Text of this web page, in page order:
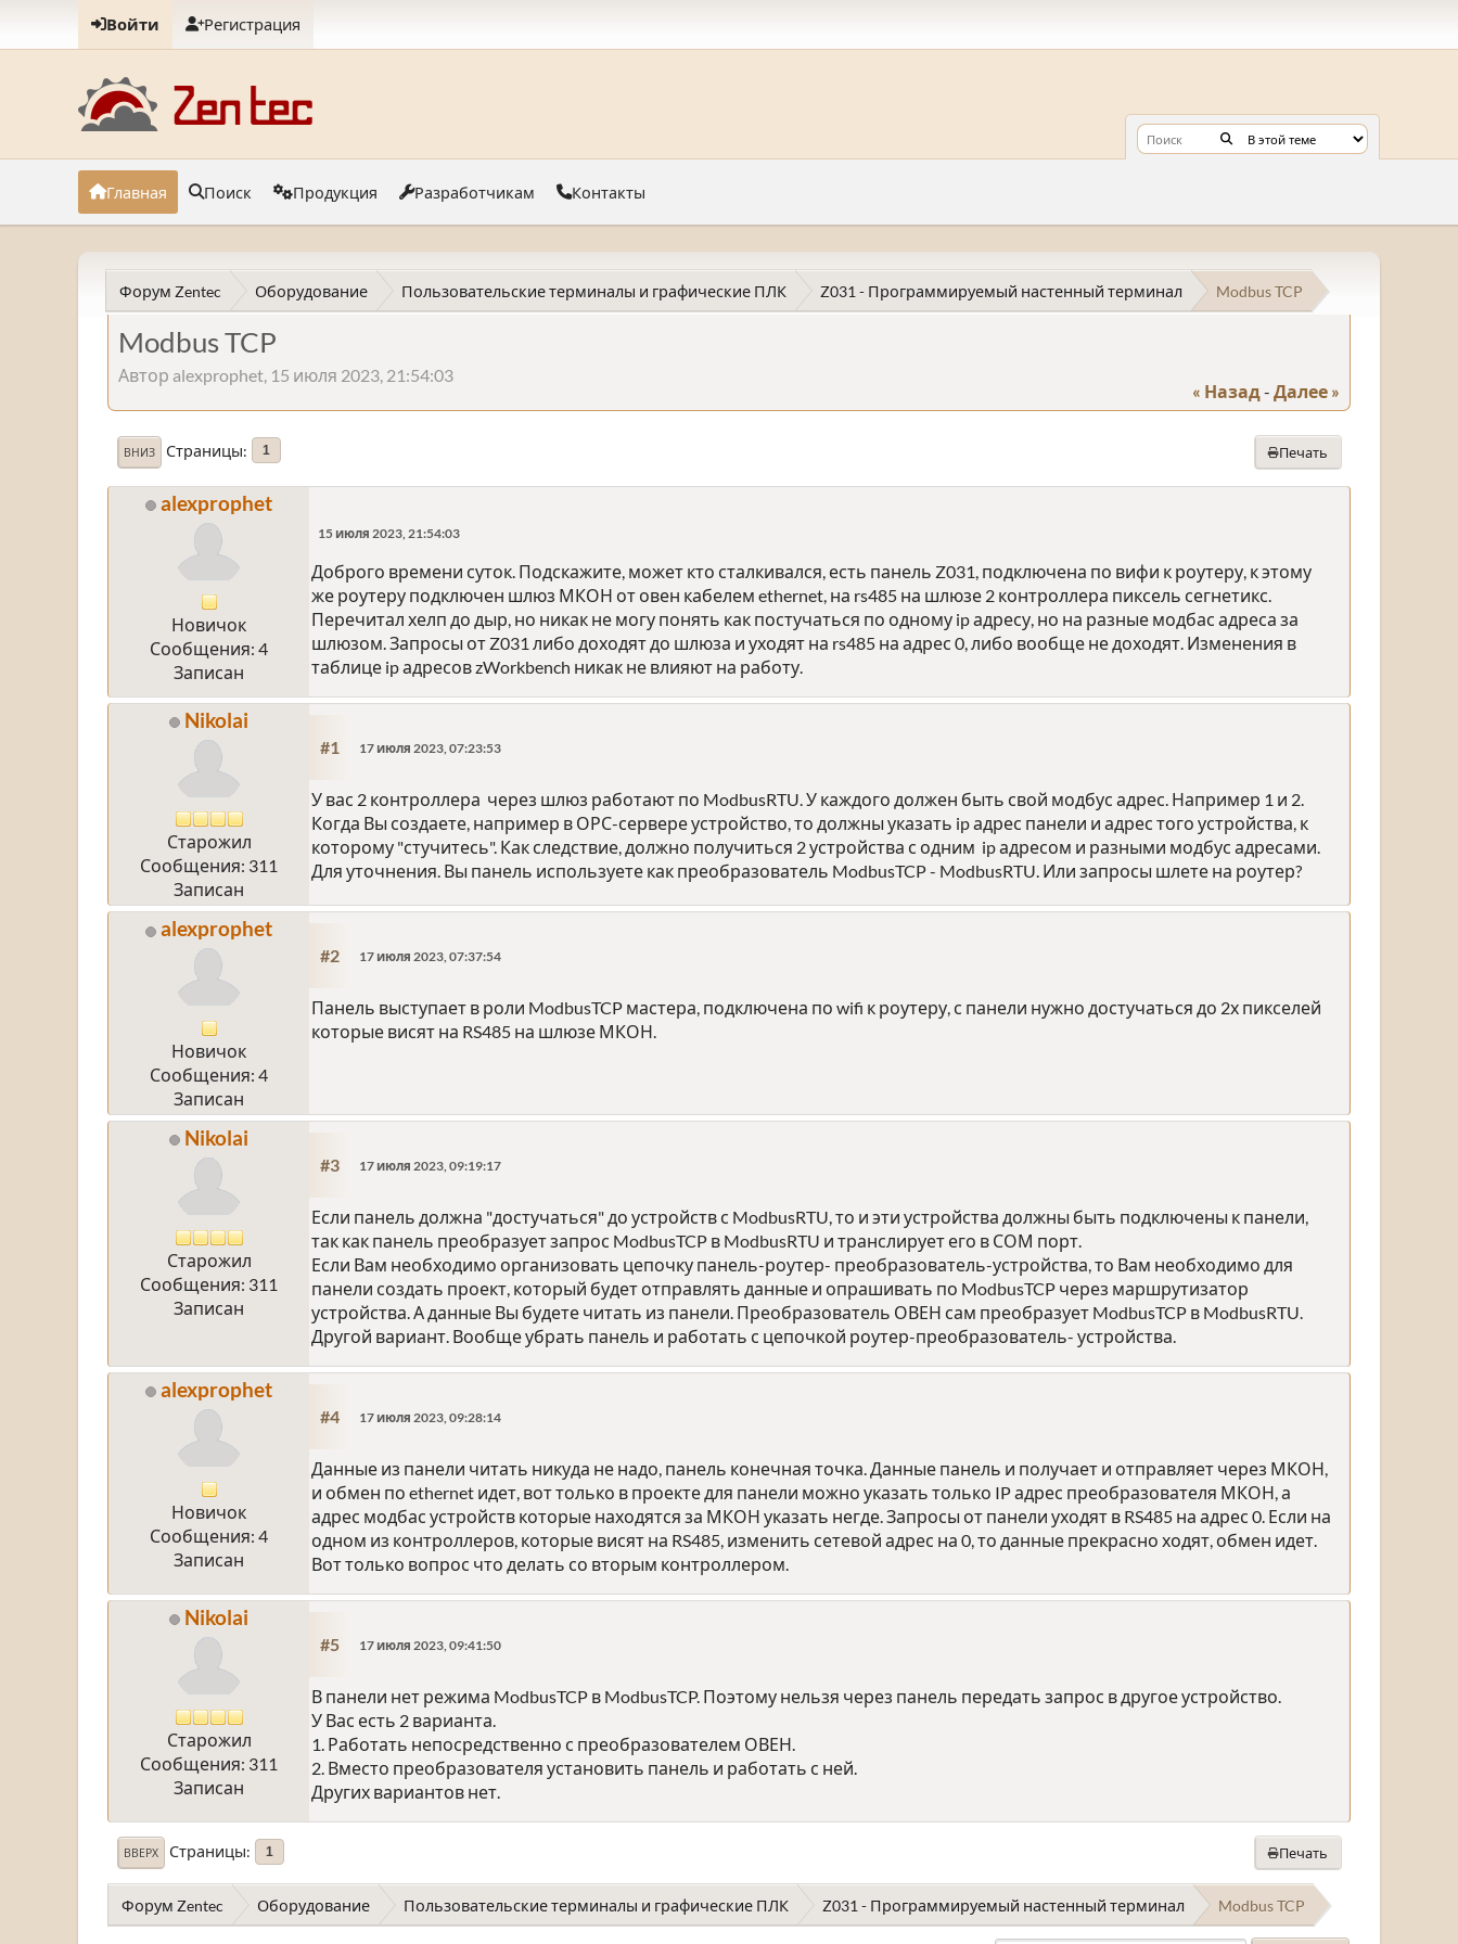
Войти Регистрация
Главная Поиск Продукция Разработчикам Контакты
Форум Zentec Оборудование Пользовательские терминалы и графические ПЛК Z031 - Программируемый настенный терминал Modbus TCP
Modbus TCP
Автор alexprophet, 15 июля 2023, 21:54:03
« Назад - Далее »
Печать
ВНИЗ Страницы 1
alexprophet
Новичок
Сообщения: 4
Записан
15 июля 2023, 21:54:03
Доброго времени суток. Подскажите, может кто сталкивался, есть панель Z031, подключена по вифи к роутеру, к этому
же роутеру подключен шлюз МКОН от овен кабелем ethernet, на rs485 на шлюзе 2 контроллера пиксель сегнетикс.
Перечитал хелп до дыр, но никак не могу понять как постучаться по одному ip адресу, но на разные модбас адреса за
шлюзом. Запросы от Z031 либо доходят до шлюза и уходят на rs485 на адрес 0, либо вообще не доходят. Изменения в
таблице ip адресов zWorkbench никак не влияют на работу.
Nikolai
Старожил
Сообщения: 311
Записан
#1 17 июля 2023, 07:23:53
У вас 2 контроллера через шлюз работают по ModbusRTU. У каждого должен быть свой модбус адрес. Например 1 и 2.
Когда Вы создаете, например в ОРС-сервере устройство, то должны указать ip адрес панели и адрес того устройства, к
которому "стучитесь". Как следствие, должно получиться 2 устройства с одним ip адресом и разными модбус адресами.
Для уточнения. Вы панель используете как преобразователь ModbusTCP - ModbusRTU. Или запросы шлете на роутер?
alexprophet
Новичок
Сообщения: 4
Записан
#2 17 июля 2023, 07:37:54
Панель выступает в роли ModbusTCP мастера, подключена по wifi к роутеру, с панели нужно достучаться до 2х пикселей
которые висят на RS485 на шлюзе МКОН.
Nikolai
Старожил
Сообщения: 311
Записан
#3 17 июля 2023, 09:19:17
Если панель должна "достучаться" до устройств с ModbusRTU, то и эти устройства должны быть подключены к панели,
так как панель преобразует запрос ModbusTCP в ModbusRTU и транслирует его в СОМ порт.
Если Вам необходимо организовать цепочку панель-роутер- преобразователь-устройства, то Вам необходимо для
панели создать проект, который будет отправлять данные и опрашивать по ModbusTCP через маршрутизатор
устройства. А данные Вы будете читать из панели. Преобразователь ОВЕН сам преобразует ModbusTCP в ModbusRTU.
Другой вариант. Вообще убрать панель и работать с цепочкой роутер-преобразователь- устройства.
alexprophet
Новичок
Сообщения: 4
Записан
#4 17 июля 2023, 09:28:14
Данные из панели читать никуда не надо, панель конечная точка. Данные панель и получает и отправляет через МКОН,
и обмен по ethernet идет, вот только в проекте для панели можно указать только IP адрес преобразователя МКОН, а
адрес модбас устройств которые находятся за МКОН указать негде. Запросы от панели уходят в RS485 на адрес 0. Если на
одном из контроллеров, которые висят на RS485, изменить сетевой адрес на 0, то данные прекрасно ходят, обмен идет.
Вот только вопрос что делать со вторым контроллером.
Nikolai
Старожил
Сообщения: 311
Записан
#5 17 июля 2023, 09:41:50
В панели нет режима ModbusTCP в ModbusTCP. Поэтому нельзя через панель передать запрос в другое устройство.
У Вас есть 2 варианта.
1. Работать непосредственно с преобразователем ОВЕН.
2. Вместо преобразователя установить панель и работать с ней.
Других вариантов нет.
Печать
ВВЕРХ Страницы 1
Форум Zentec Оборудование Пользовательские терминалы и графические ПЛК Z031 - Программируемый настенный терминал Modbus TCP